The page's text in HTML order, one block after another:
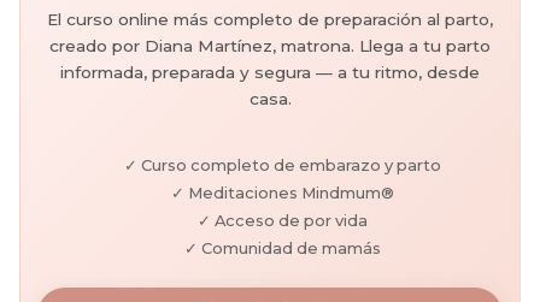
El curso online más completo de preparación al parto,
creado por Diana Martínez, matrona. Llega a tu parto
informada, preparada y segura — a tu ritmo, desde
casa.
✓ Curso completo de embarazo y parto
✓ Meditaciones Mindmum®
✓ Acceso de por vida
✓ Comunidad de mamás